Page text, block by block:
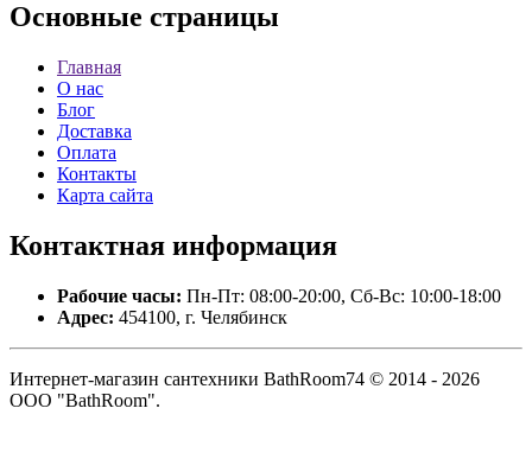
Основные страницы
Главная
О нас
Блог
Доставка
Оплата
Контакты
Карта сайта
Контактная информация
Рабочие часы: Пн-Пт: 08:00-20:00, Сб-Вс: 10:00-18:00
Адрес: 454100, г. Челябинск
Интернет-магазин сантехники BathRoom74 © 2014 - 2026
ООО "BathRoom".